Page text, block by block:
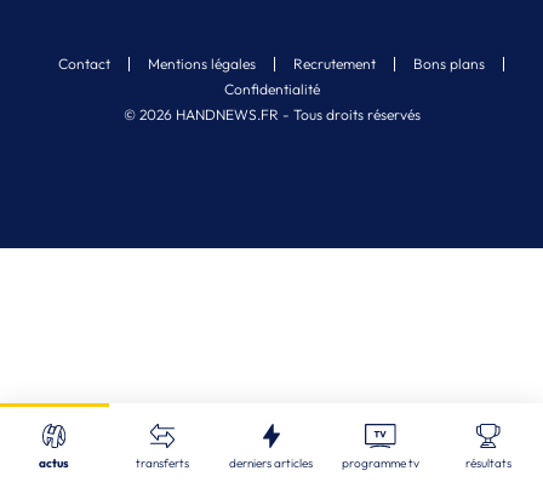
Recherche
© 2026 HANDNEWS.FR - Tous droits réservés
Contact Mentions légales Recrutement
Bons plans
Confidentialité
actus transferts derniers articles programme tv résultats
Nos derniers articles
STL | 06/08/2026